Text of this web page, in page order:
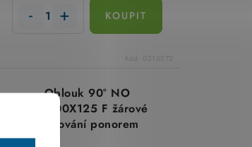
Kód: 0215272
Oblouk 90° NO
90X100X125 F žárové
zinkování ponorem